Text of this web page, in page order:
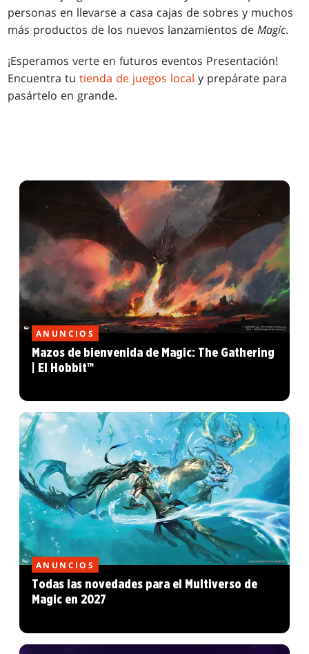
personas en llevarse a casa cajas de sobres y muchos
más productos de los nuevos lanzamientos deMagic.
¡Esperamos verte en futuros eventos Presentación!
Encuentra tutienda de juegos local y prepárate para
pasártelo en grande.
ANUNCIOS
Mazos de bienvenida de Magic: The Gathering
| El Hobbit™
ANUNCIOS
Todas las novedades para el Multiverso de
Magic en 2027